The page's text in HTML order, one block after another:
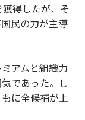
得したが、そ
民の力が主導
アムと組織力
であった。し
に全候補が上